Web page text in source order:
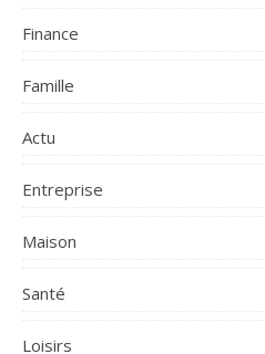
Finance
Famille
Actu
Entreprise
Maison
Santé
Loisirs